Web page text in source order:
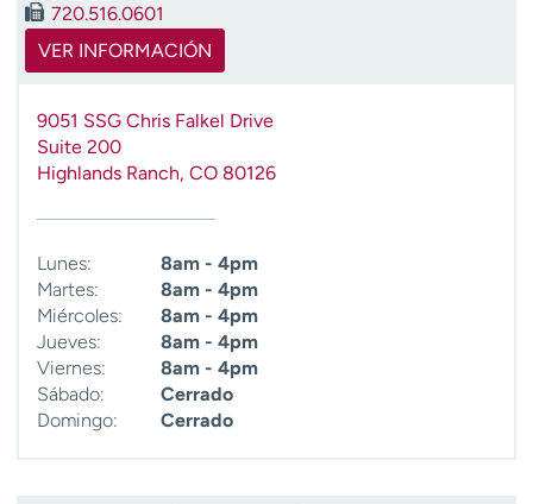
720.516.0601
VER INFORMACIÓN
9051 SSG Chris Falkel Drive
Suite 200
Highlands Ranch, CO 80126
Lunes:
8am - 4pm
Martes:
8am - 4pm
Miércoles:
8am - 4pm
Jueves:
8am - 4pm
Viernes:
8am - 4pm
Sábado:
Cerrado
Domingo:
Cerrado